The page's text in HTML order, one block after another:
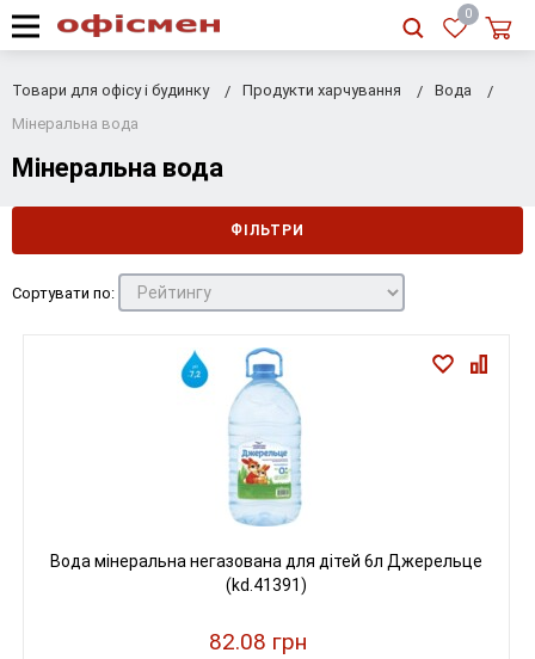
RU
0
Товари для офісу і будинку Продукти харчування
Вода
Мінеральна вода
Мінеральна вода
ФІЛЬТРИ
Сортувати по:
Вода мінеральна негазована для дітей 6л Джерельце
(kd.41391)
82.08 грн